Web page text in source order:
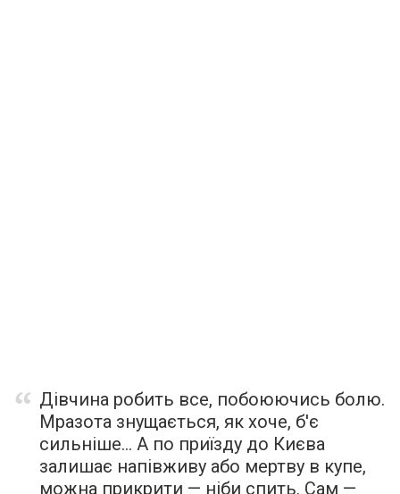
Дівчина робить все, побоюючись болю.
Мразота знущається, як хоче, б'є
сильніше… А по приїзду до Києва
залишає напівживу або мертву в купе,
можна прикрити — ніби спить. Сам —